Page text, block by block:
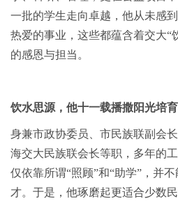
一批的学生走向卓越，他从未感
热爱的事业，这些都蕴含着交大“
的感恩与担当。
饮水思源，他十一载播撒阳光培
身兼市政协委员、市民族联副会
海交大民族联会长等职，多年的
仅依靠所谓“照顾”和“助学”，并
才。于是，他琢磨起更适合少数